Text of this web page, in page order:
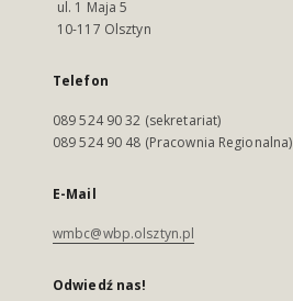
ul. 1 Maja 5
10-117 Olsztyn
Telefon
089 524 90 32 (sekretariat)
089 524 90 48 (Pracownia Regionalna)
E-Mail
wmbc@wbp.olsztyn.pl
Odwiedź nas!